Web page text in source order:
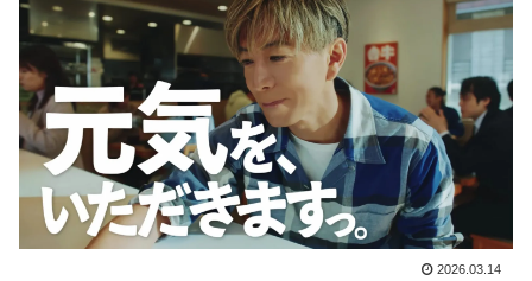
2026.03.14